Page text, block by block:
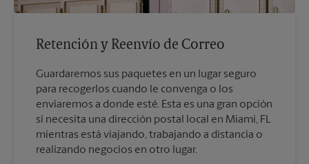
Retención y Reenvío de Correo
Guardaremos sus paquetes en un lugar seguro
para recogerlos cuando le convenga o los
enviaremos a donde esté. Esta es una gran opción
si necesita una dirección postal local en Miami, FL
mientras está viajando, trabajando a distancia o
realizando negocios en otro lugar.